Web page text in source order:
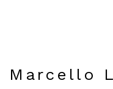
Marcello